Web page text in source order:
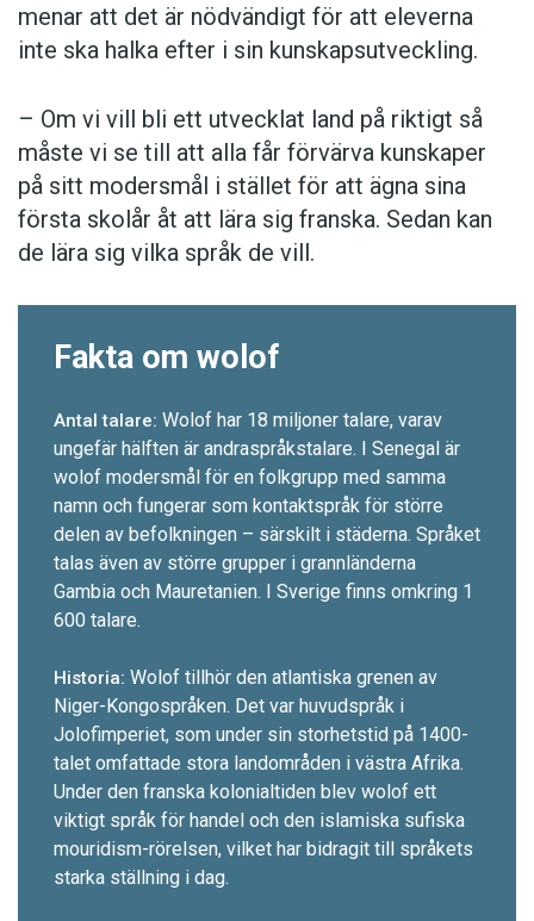
menar att det är nödvändigt för att eleverna
inte ska halka efter i sin kunskapsutveckling.
– Om vi vill bli ett utvecklat land på riktigt så
måste vi se till att alla får förvärva kunskaper
på sitt modersmål i stället för att ägna sina
första skolår åt att lära sig franska. Sedan kan
de lära sig vilka språk de vill.
Fakta om wolof
Antal talare: Wolof har 18 miljoner talare, varav
ungefär hälften är andra­språkstalare. I Senegal är
wolof modersmål för en folkgrupp med samma
namn och fungerar som kontaktspråk för större
delen av befolkningen – särskilt i städerna. Språket
talas även av större grupper i grannländerna
Gambia och Mauretanien. I Sverige finns omkring 1
600 talare.
Historia: Wolof tillhör den ­atlantiska grenen av
Niger-Kongo­språken. Det var huvudspråk i
Jolofimperiet, som under sin storhetstid på 1400-
talet omfattade stora ­landområden i västra Afrika.
Under den franska kolonialtiden blev wolof ett
viktigt språk för handel och den islamiska sufiska
mouridism-rörelsen, vilket har bidragit till språkets
starka ställning i dag.